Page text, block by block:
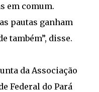
em comum.
pautas ganham
também”, disse.
da Associação
Federal do Pará